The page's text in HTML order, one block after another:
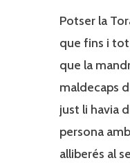
Potser la
que fins i
que la
maldecaps
just li havia
persona
alliberés al